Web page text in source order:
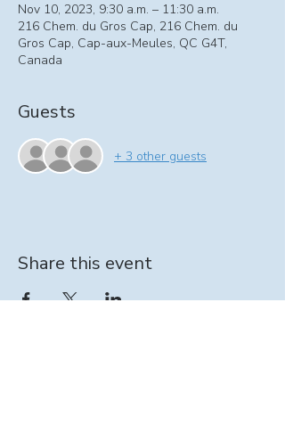
Nov 10, 2023, 9:30 a.m. – 11:30 a.m.
216 Chem. du Gros Cap, 216 Chem. du
Gros Cap, Cap-aux-Meules, QC G4T,
Canada
Guests
+ 3 other guests
Share this event